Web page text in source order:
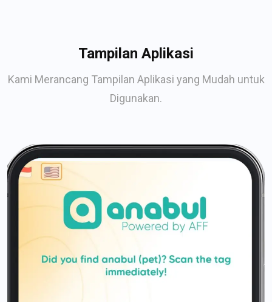
Tampilan Aplikasi
Kami Merancang Tampilan Aplikasi yang Mudah untuk
Digunakan.